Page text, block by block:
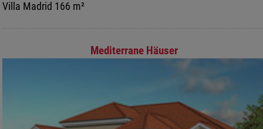
Villa Madrid 166 m²
Mediterrane Häuser